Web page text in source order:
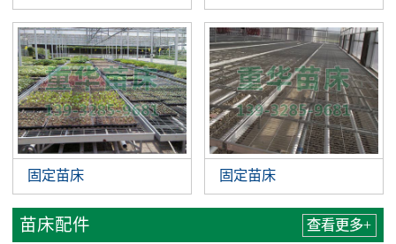
固定苗床 固定苗床
苗床配件 查看更多+